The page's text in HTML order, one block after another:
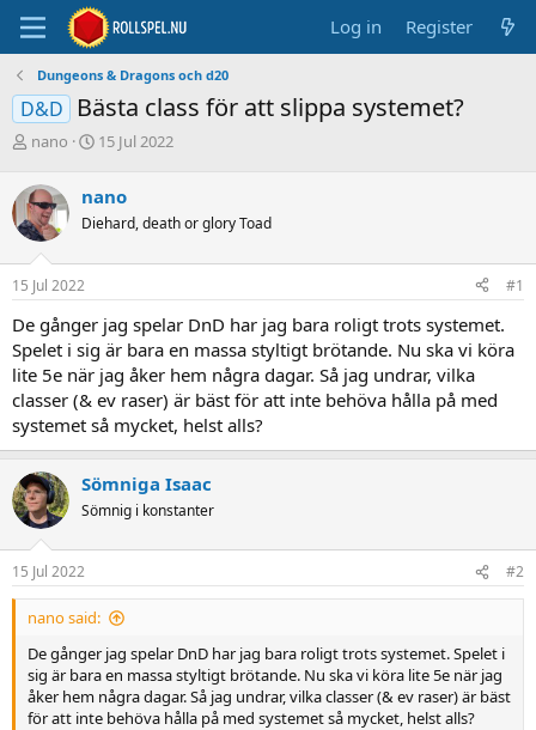
Log in Register
Dungeons & Dragons och d20
D&D Bästa class för att slippa systemet?
T
r
e
a
d
s
t
r
t
e
r
nano
S
r
t
a
15 Jul 2022
nano
Diehard, death or glory Toad
15 Jul 2022 #1
De gånger jag spelar DnD har jag bara roligt trots systemet.
Spelet i sig är bara en massa styltigt brötande. Nu ska vi köra
lite 5e när jag åker hem några dagar. Så jag undrar, vilka
classer (& ev raser) är bäst för att inte behöva hålla på med
systemet så mycket, helst alls?
Sömniga Isaac
Sömnig i konstanter
15 Jul 2022 #2
nano said:
De gånger jag spelar DnD har jag bara roligt trots systemet. Spelet i
sig är bara en massa styltigt brötande. Nu ska vi köra lite 5e när jag
åker hem några dagar. Så jag undrar, vilka classer (& ev raser) är bäst
för att inte behöva hålla på med systemet så mycket, helst alls?